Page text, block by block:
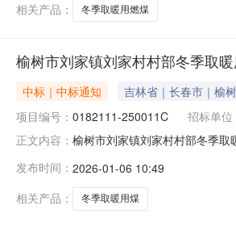
相关产品：
冬季取暖用燃煤
榆树市刘家镇刘家村村部冬季取
中标｜中标通知 吉林省｜长春市｜榆
项目编号： 0182111-250011C 招标单位
正文内容： 榆树市刘家镇刘家村村部冬季
政府公开栏、榆树市刘家镇刘
发布时间： 2026-01-06 10:49
相关产品：
冬季取暖用煤